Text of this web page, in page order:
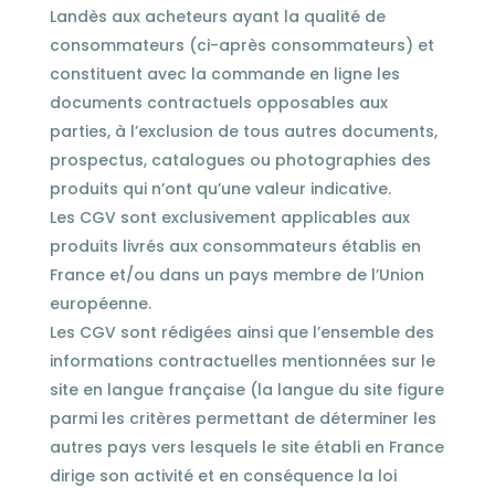
Landès aux acheteurs ayant la qualité de
consommateurs (ci-après consommateurs) et
constituent avec la commande en ligne les
documents contractuels opposables aux
parties, à l’exclusion de tous autres documents,
prospectus, catalogues ou photographies des
produits qui n’ont qu’une valeur indicative.
Les CGV sont exclusivement applicables aux
produits livrés aux consommateurs établis en
France et/ou dans un pays membre de l’Union
européenne.
Les CGV sont rédigées ainsi que l’ensemble des
informations contractuelles mentionnées sur le
site en langue française (la langue du site figure
parmi les critères permettant de déterminer les
autres pays vers lesquels le site établi en France
dirige son activité et en conséquence la loi